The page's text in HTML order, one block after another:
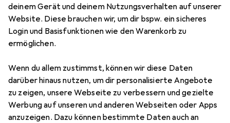
deinem Gerät und deinem Nutzungsverhalten auf unserer
Website. Diese brauchen wir, um dir bspw. ein sicheres
Login und Basisfunktionen wie den Warenkorb zu
ermöglichen.
Wenn du allem zustimmst, können wir diese Daten
darüber hinaus nutzen, um dir personalisierte Angebote
zu zeigen, unsere Webseite zu verbessern und gezielte
Werbung auf unseren und anderen Webseiten oder Apps
anzuzeigen. Dazu können bestimmte Daten auch an
8 Bilder
SnapstyleRasenteppich
Preis in EUR inkl. MwSt.
EUR
109,90
34
Bewertungen Marke
Mehr von Snapstyle